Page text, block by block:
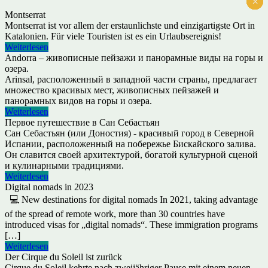
Montserrat
Montserrat ist vor allem der erstaunlichste und einzigartigste Ort in
Katalonien. Für viele Touristen ist es ein Urlaubsereignis!
Weiterlesen
Andorra – живописные пейзажи и панорамные виды на горы и
озера.
Arinsal, расположенный в западной части страны, предлагает
множество красивых мест, живописных пейзажей и
панорамных видов на горы и озера.
Weiterlesen
Первое путешествие в Сан Себастьян
Сан Себастьян (или Доностия) - красивый город в Северной
Испании, расположенный на побережье Бискайского залива.
Он славится своей архитектурой, богатой культурной сценой
и кулинарными традициями.
Weiterlesen
Digital nomads in 2023
💻 New destinations for digital nomads In 2021, taking advantage
of the spread of remote work, more than 30 countries have
introduced visas for „digital nomads“. These immigration programs
[…]
Weiterlesen
Der Cirque du Soleil ist zurück